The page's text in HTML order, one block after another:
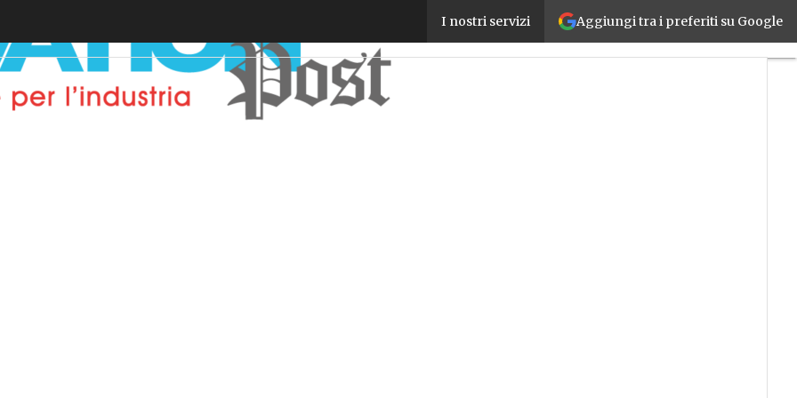
Aggiungi tra i preferiti su Google
I nostri servizi
Con la pandemia cresce l’interesse delle